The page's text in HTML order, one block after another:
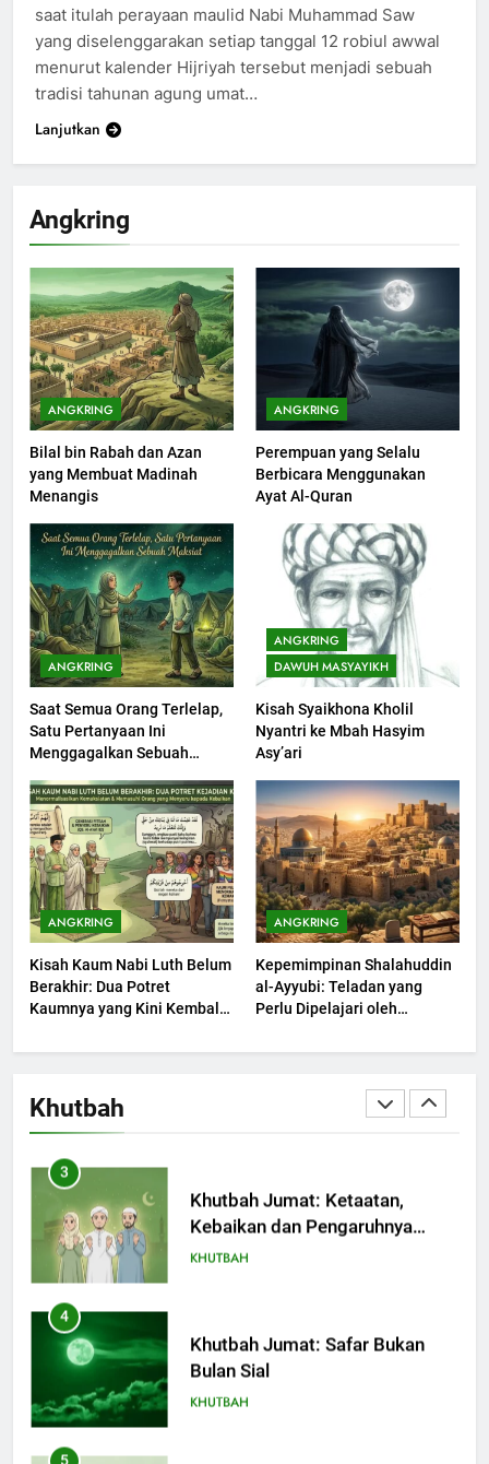
Angkring
ANGKRING
Bilal bin Rabah dan Azan
yang Membuat Madinah
Menangis
ANGKRING
Perempuan yang Selalu
Berbicara Menggunakan
Ayat Al-Quran
ANGKRING
Saat Semua Orang Terlelap,
Satu Pertanyaan Ini
Menggagalkan Sebuah
ANGKRING
DAWUH MASYAYIKH
Kisah Syaikhona Kholil
Nyantri ke Mbah Hasyim
Asy’ari
ANGKRING
Kisah Kaum Nabi Luth Belum
Berakhir: Dua Potret
Kaumnya yang Kini Kembali
ANGKRING
Kepemimpinan Shalahuddin
al-Ayyubi: Teladan yang
Perlu Dipelajari oleh
(2)
Khutbah
200
201
Khutbah jumat: Sejarah
Seebagai Pembangkit Jiwa
KHUTBAH
202
Khutbah Jumat : Supaya Amal
Bisa Diterima
KHUTBAH
203
Khutbah Jumat: Bulan
Muharram Bulan Bersejarah
KHUTBAH
1
Dengki Tak Akan Pernah
Berjaya?
KHUTBAH
2
Khutbah Jumat: Melihat
Limpahan Nikmat Allah
KHUTBAH
Khutbah Jumat: Ketaatan,
Kebaikan dan Pengaruhnya
4
Khutbah Jumat: Safar Bukan
Bulan Sial
KHUTBAH
5
Khutbah Jumat: Ujian yang
Harus Kita Syukuri
KHUTBAH
saat itulah perayaan maulid Nabi Muhammad Saw
yang diselenggarakan setiap tanggal 12 robiul awwal
menurut kalender Hijriyah tersebut menjadi sebuah
tradisi tahunan agung umat…
Lanjutkan